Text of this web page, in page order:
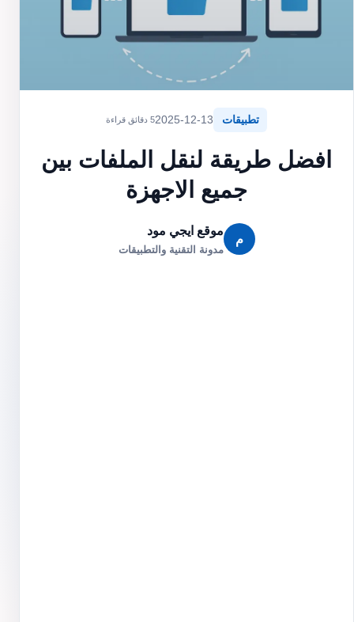
تطبيقات 2025-12-135 دقائق قراءة
افضل طريقة لنقل الملفات بين
جميع الاجهزة
م
موقع ايجي مود
مدونة التقنية والتطبيقات